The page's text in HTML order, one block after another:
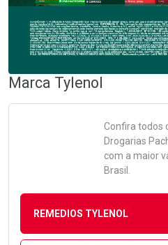
Marca Tylenol
Confira todos
Drogarias
com a maior
Brasil.
REMEDIOS TYLENOL